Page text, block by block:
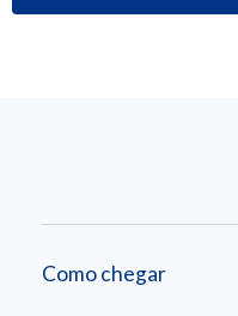
Como chegar